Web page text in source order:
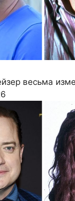
весьма